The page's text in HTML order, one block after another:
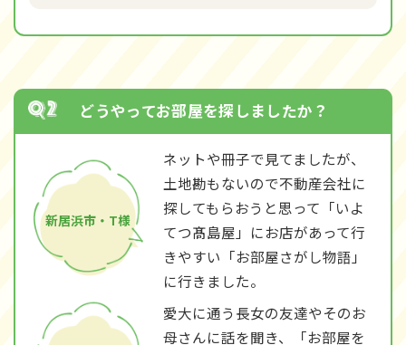
どうやってお部屋を探しましたか？
新居浜市・T様
ネットや冊子で見てましたが、
土地勘もないので不動産会社に
探してもらおうと思って「いよ
てつ髙島屋」にお店があって行
きやすい「お部屋さがし物語」
に行きました。
愛大に通う長女の友達やそのお
母さんに話を聞き、「お部屋を